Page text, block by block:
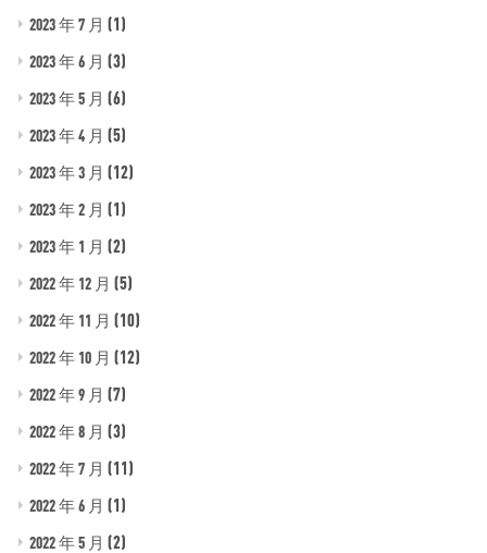
2023 年 7 月 (1)
2023 年 6 月 (3)
2023 年 5 月 (6)
2023 年 4 月 (5)
2023 年 3 月 (12)
2023 年 2 月 (1)
2023 年 1 月 (2)
2022 年 12 月 (5)
2022 年 11 月 (10)
2022 年 10 月 (12)
2022 年 9 月 (7)
2022 年 8 月 (3)
2022 年 7 月 (11)
2022 年 6 月 (1)
2022 年 5 月 (2)